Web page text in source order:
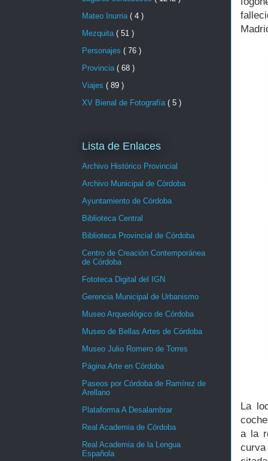
La
a la
Mateo Inurria ( 4 )
Mezquita ( 51 )
Personajes ( 76 )
Provincia ( 68 )
Viajes ( 89 )
XV Bienal de Fotografía ( 5 )
Lista de Enlaces
Archivo Histórico Provincial
Archivo Municipal de Córdoba
Ayuntamiento de Córdoba
Biblioteca Central
Biblioteca Provincial de Córdoba
Centro de Creación Contemporánea
de Córdoba
Fototeca Digital del IGN
Gerencia Municipal de Urbanismo
Museo Arqueológico de Córdoba
Museo de Bellas Artes de Córdoba
Museo Julio Romero de Torres
Página Arte en Córdoba
Paseos por Córdoba de Ramírez de
Arellano
Plataforma A Desalambrar
Real Academia de Córdoba
Real Academia de la Lengua
Española